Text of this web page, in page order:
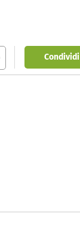
Condividi